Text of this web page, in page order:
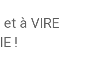
à VIRE
!